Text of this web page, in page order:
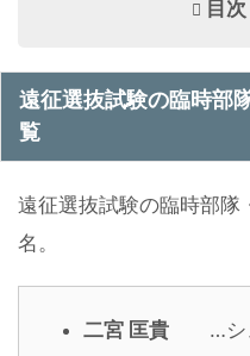
目次
遠征選抜試験の臨時部
覧
遠征選抜試験の臨時部隊
名。
二宮 匡貴 …シ